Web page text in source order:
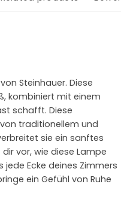
Steinhauer. Diese
kombiniert mit einem
schafft. Diese
traditionellem und
sie ein sanftes
vor, wie diese Lampe
Ecke deines Zimmers
ein Gefühl von Ruhe